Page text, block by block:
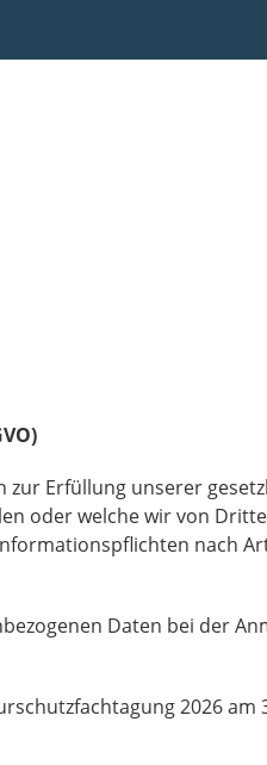
Erfüllung unserer
oder welche wir von
nach
Daten bei der
2026 am